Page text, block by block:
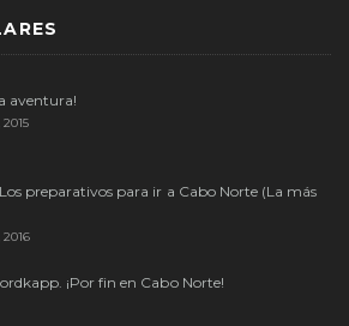
aventura!
preparativos para ir a Cabo Norte (La más
¡Por fin en Cabo Norte!